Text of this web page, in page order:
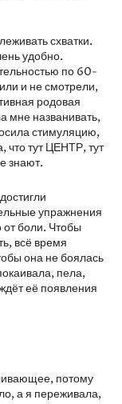
схватки.
удобно.
по 60-
и не смотрели,
родовая
мне названивать,
стимуляцию,
что тут ЦЕНТР, тут
знают.
упражнения
боли. Чтобы
всё время
она не боялась
пела,
её появления
потому
а я переживала,